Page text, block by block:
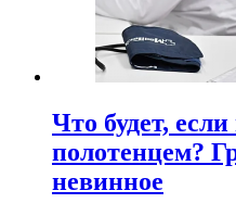
Что будет,
полотенцем?
невинное